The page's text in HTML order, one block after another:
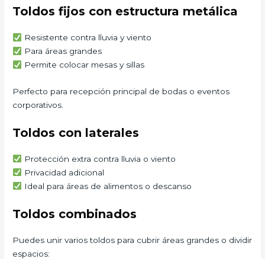
Toldos fijos con estructura metálica
Resistente contra lluvia y viento
Para áreas grandes
Permite colocar mesas y sillas
Perfecto para recepción principal de bodas o eventos
corporativos.
Toldos con laterales
Protección extra contra lluvia o viento
Privacidad adicional
Ideal para áreas de alimentos o descanso
Toldos combinados
Puedes unir varios toldos para cubrir áreas grandes o dividir
espacios: